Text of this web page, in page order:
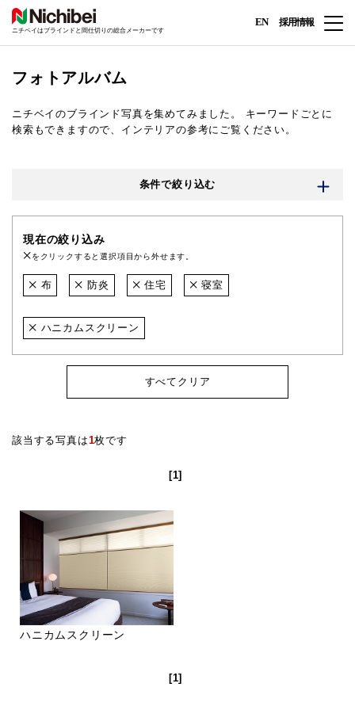
ニチベイはブラインドと間仕切りの総合メーカーです
EN 採用情報
フォトアルバム
ニチベイのブラインド写真を集めてみました。
キーワードごとに
検索もできますので、インテリアの参考にご覧ください。
条件で絞り込む
現在の絞り込み
をクリックすると選択項目から外せます。
布 防炎 住宅 寝室
ハニカムスクリーン
すべてクリア
該当する写真は1枚です
[1]
ハニカムスクリーン
[1]